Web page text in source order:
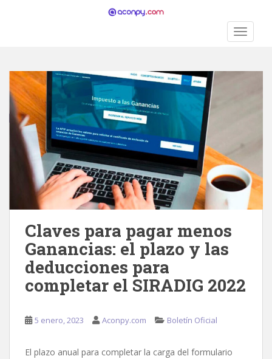
Claves para pagar menos
Ganancias: el plazo y las
deducciones para
completar el SIRADIG 2022
5 enero, 2023 Aconpy.com Boletín Oficial
El plazo anual para completar la carga del formulario